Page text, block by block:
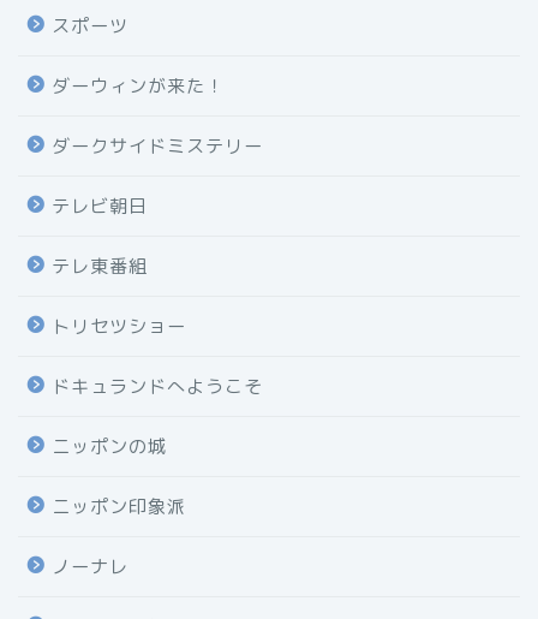
スポーツ
ダーウィンが来た！
ダークサイドミステリー
テレビ朝日
テレ東番組
トリセツショー
ドキュランドへようこそ
ニッポンの城
ニッポン印象派
ノーナレ